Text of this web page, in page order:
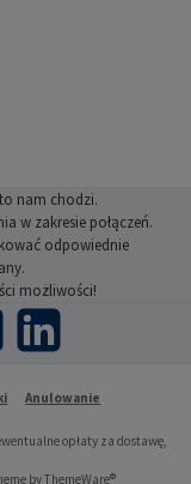
nam chodzi.
w zakresie połączeń.
odpowiednie
możliwości!
LinkedIn
Anulowanie
opłaty za dostawę,
byThemeWare®